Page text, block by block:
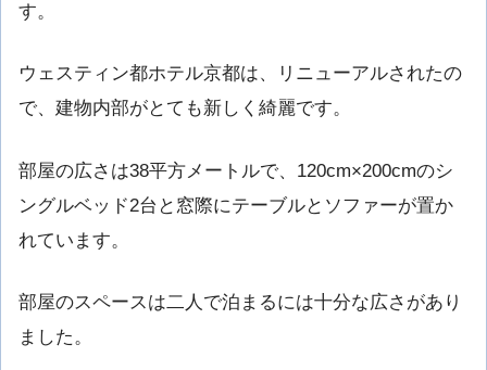
す。
ウェスティン都ホテル京都は、リニューアルされたの
で、建物内部がとても新しく綺麗です。
部屋の広さは38平方メートルで、120cm×200cmのシ
ングルベッド2台と窓際にテーブルとソファーが置か
れています。
部屋のスペースは二人で泊まるには十分な広さがあり
ました。